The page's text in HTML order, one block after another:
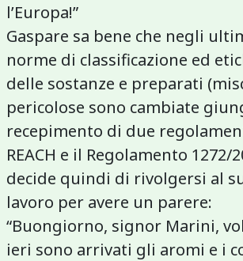
l’Europa!”
Gaspare sa bene che negli
norme di classificazione ed
delle sostanze e preparati
pericolose sono cambiate
recepimento di due
REACH e il Regolamento 1272/
decide quindi di rivolgersi al
lavoro per avere un parere:
“Buongiorno, signor Marini,
ieri sono arrivati gli aromi e i